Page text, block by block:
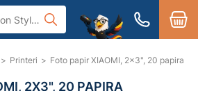
> Printeri > Foto papir XIAOMI, 2x3", 20 papira
2X3", 20 PAPIRA